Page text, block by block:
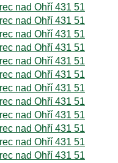
nad Ohří 431 51
nad Ohří 431 51
nad Ohří 431 51
nad Ohří 431 51
nad Ohří 431 51
nad Ohří 431 51
nad Ohří 431 51
nad Ohří 431 51
nad Ohří 431 51
nad Ohří 431 51
nad Ohří 431 51
nad Ohří 431 51